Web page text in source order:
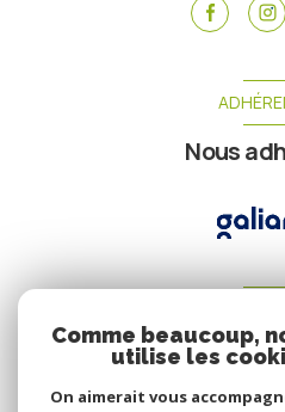
Nous
Espace
Comme beaucoup,
utilise les
On aimerait vous